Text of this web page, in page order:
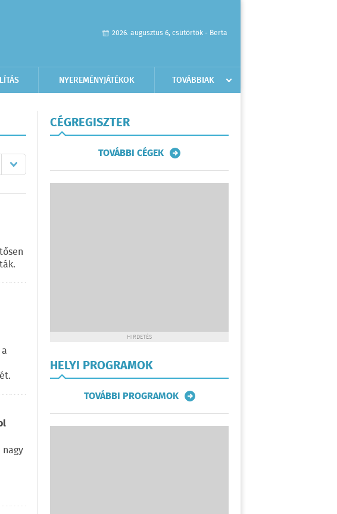
2026. augusztus 6, csütörtök - Berta
NYEREMÉNYJÁTÉKOK TOVÁBBIAK
CÉGREGISZTER
TOVÁBBI CÉGEK
HIRDETÉS
HELYI PROGRAMOK
TOVÁBBI PROGRAMOK